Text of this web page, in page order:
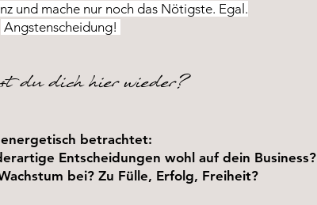
und mache nur noch das Nötigste. Egal.
Angstenscheidung!
du dich hier wieder?
energetisch betrachtet:
Entscheidungen wohl auf dein Business?
bei? Zu Fülle, Erfolg, Freiheit?